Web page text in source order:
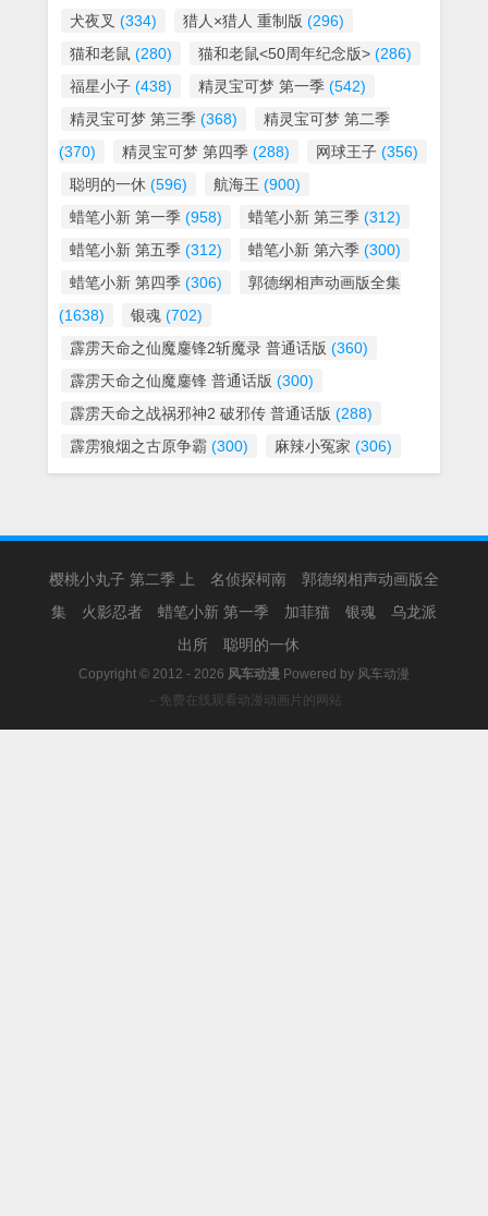
犬夜叉 (334) 猎人×猎人 重制版 (296)
猫和老鼠 (280) 猫和老鼠<50周年纪念版> (286)
福星小子 (438) 精灵宝可梦 第一季 (542)
精灵宝可梦 第三季 (368)
精灵宝可梦 第二季
(370)
精灵宝可梦 第四季 (288) 网球王子 (356)
聪明的一休 (596) 航海王 (900)
蜡笔小新 第一季 (958) 蜡笔小新 第三季 (312)
蜡笔小新 第五季 (312) 蜡笔小新 第六季 (300)
蜡笔小新 第四季 (306)
郭德纲相声动画版全集
(1638)
银魂 (702)
霹雳天命之仙魔鏖锋2斩魔录 普通话版 (360)
霹雳天命之仙魔鏖锋 普通话版 (300)
霹雳天命之战祸邪神2 破邪传 普通话版 (288)
霹雳狼烟之古原争霸 (300) 麻辣小冤家 (306)
樱桃小丸子 第二季 上 名侦探柯南
郭德纲相声动画版全
集
火影忍者 蜡笔小新 第一季 加菲猫 银魂
乌龙派
出所
聪明的一休
Copyright © 2012 - 2026 风车动漫 Powered by 风车动漫
－免费在线观看动漫动画片的网站